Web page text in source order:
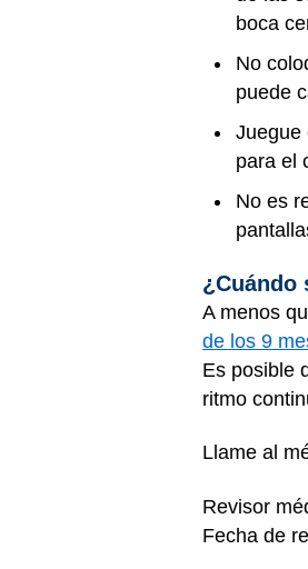
boca
No
puede
Juegue
para el
No es
¿Cuándo
A menos
de los 9
Es posible
ritmo
Llame al
Revisor
Fecha de